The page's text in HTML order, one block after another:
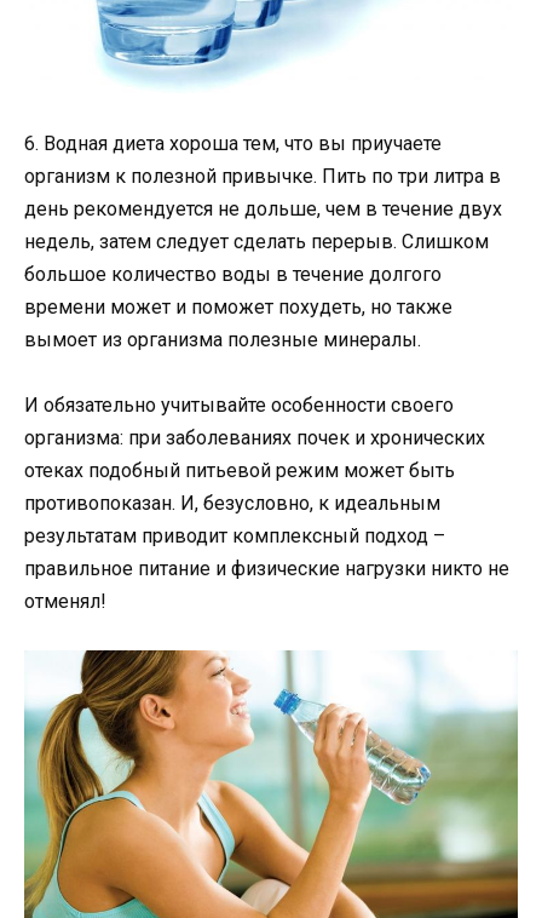
6. Водная диета хороша тем, что вы приучаете
организм к полезной привычке. Пить по три литра в
день рекомендуется не дольше, чем в течение двух
недель, затем следует сделать перерыв. Слишком
большое количество воды в течение долгого
времени может и поможет похудеть, но также
вымоет из организма полезные минералы.
И обязательно учитывайте особенности своего
организма: при заболеваниях почек и хронических
отеках подобный питьевой режим может быть
противопоказан. И, безусловно, к идеальным
результатам приводит комплексный подход –
правильное питание и физические нагрузки никто не
отменял!